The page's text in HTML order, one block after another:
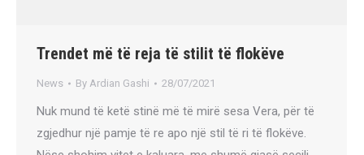
Trendet më të reja të stilit të flokëve
News By Ardian Gashi 28/07/2021
Nuk mund të ketë stinë më të mirë sesa Vera, për të
zgjedhur një pamje të re apo një stil të ri të flokëve.